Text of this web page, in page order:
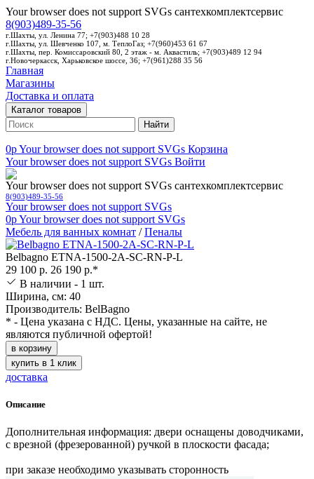
Your browser does not support SVGs сантехкомплектсервис
8(903)489-35-56
г.Шахты, ул. Ленина 77; +7(903)488 10 28
г.Шахты, ул. Шевченко 107, м. ТеплоГаз; +7(960)453 61 67
г.Шахты, пер. Комиссаровский 80, 2 этаж - м. Аквастиль; +7(903)489 12 94
г.Новочеркасск, Харьковское шоссе, 36; +7(961)288 35 56
Главная
Магазины
Доставка и оплата
Каталог товаров
Найти
0pYour browser does not support SVGs Корзина
Your browser does not support SVGs Войти
Your browser does not support SVGs сантехкомплектсервис
8(903)489-35-56
Your browser does not support SVGs
0pYour browser does not support SVGs
Мебель для ванных комнат /Пеналы
Belbagno ETNA-1500-2A-SC-RN-P-L
29 100 р. 26 190 р.*
В наличии - 1 шт.
Ширина, см: 40
Производитель: BelBagno
* - Цена указана с НДС. Цены, указанные на сайте, не
являются публичной офертой!
в корзину
купить в 1 клик
доставка
Описание
Дополнительная информация: двери оснащены доводчиками,
с врезной (фрезерованной) ручкой в плоскости фасада;
при заказе необходимо указывать сторонность